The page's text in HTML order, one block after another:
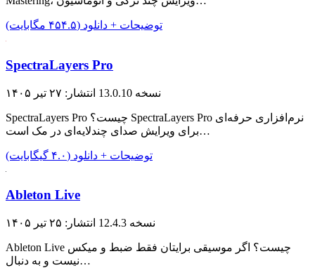
توضیحات + دانلود (۴۵۴.۵ مگابایت)
SpectraLayers Pro
نسخه 13.0.10 انتشار: ۲۷ تیر ۱۴۰۵
SpectraLayers Pro چیست؟ SpectraLayers Pro نرم‌افزاری حرفه‌ای
برای ویرایش صدای چندلایه‌ای در مک است…
توضیحات + دانلود (۴.۰ گیگابایت)
Ableton Live
نسخه 12.4.3 انتشار: ۲۵ تیر ۱۴۰۵
Ableton Live چیست؟ اگر موسیقی برایتان فقط ضبط و میکس
نیست و به دنبال…